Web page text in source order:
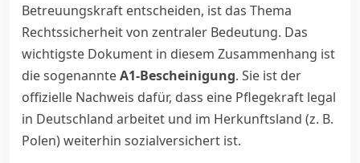
Betreuungskraft entscheiden, ist das Thema
Rechtssicherheit von zentraler Bedeutung. Das
wichtigste Dokument in diesem Zusammenhang ist
die sogenannteA1-Bescheinigung. Sie ist der
offizielle Nachweis dafür, dass eine Pflegekraft legal
in Deutschland arbeitet und im Herkunftsland (z. B.
Polen) weiterhin sozialversichert ist.